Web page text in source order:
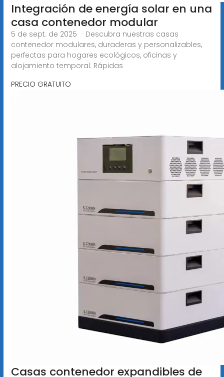
Integración de energía solar en una
casa contenedor modular
5 de sept. de 2025 · Descubra nuestras casas
contenedor modulares, duraderas y personalizables,
perfectas para hogares ecológicos, oficinas y
alojamiento temporal. Rápidas
PRECIO GRATUITO
Casas contenedor expandibles de